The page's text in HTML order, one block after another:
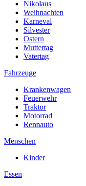
Nikolaus
Weihnachten
Karneval
Silvester
Ostern
Muttertag
Vatertag
Fahrzeuge
Krankenwagen
Feuerwehr
Traktor
Motorrad
Rennauto
Menschen
Kinder
Essen